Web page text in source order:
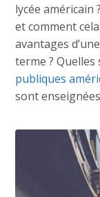
lycée américain
et comment
avantages
terme ?
publiques
sont